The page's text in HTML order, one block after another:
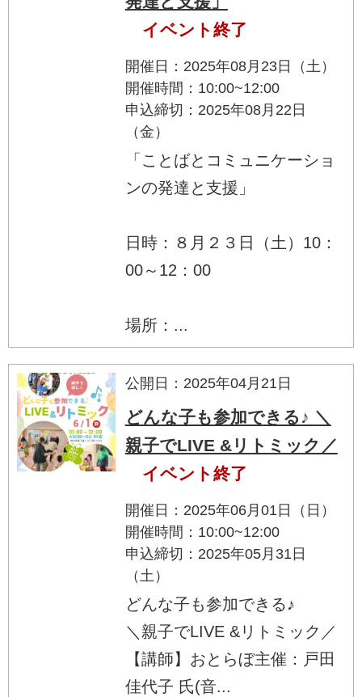
イベント終了
開催日：2025年08月23日（土）
開催時間：10:00~12:00
申込締切：2025年08月22日
（金）
「ことばとコミュニケーショ
ンの発達と支援」
日時：８月２３日（土）10：
00～12：00
場所：...
公開日：2025年04月21日
どんな子も参加できる♪ ＼
親子でLIVE &リトミック／
イベント終了
開催日：2025年06月01日（日）
開催時間：10:00~12:00
申込締切：2025年05月31日
（土）
どんな子も参加できる♪
＼親子でLIVE &リトミック／
【講師】おとらぼ主催：戸田
佳代子 氏(音...